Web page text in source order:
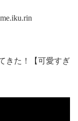
きた！【可愛すぎ